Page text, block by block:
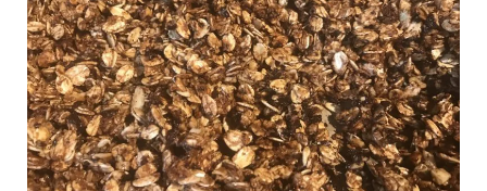
o
k
r r
a
m
e
s
t